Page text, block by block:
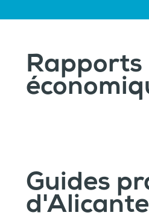
Rapports
Guides
d'Alicante